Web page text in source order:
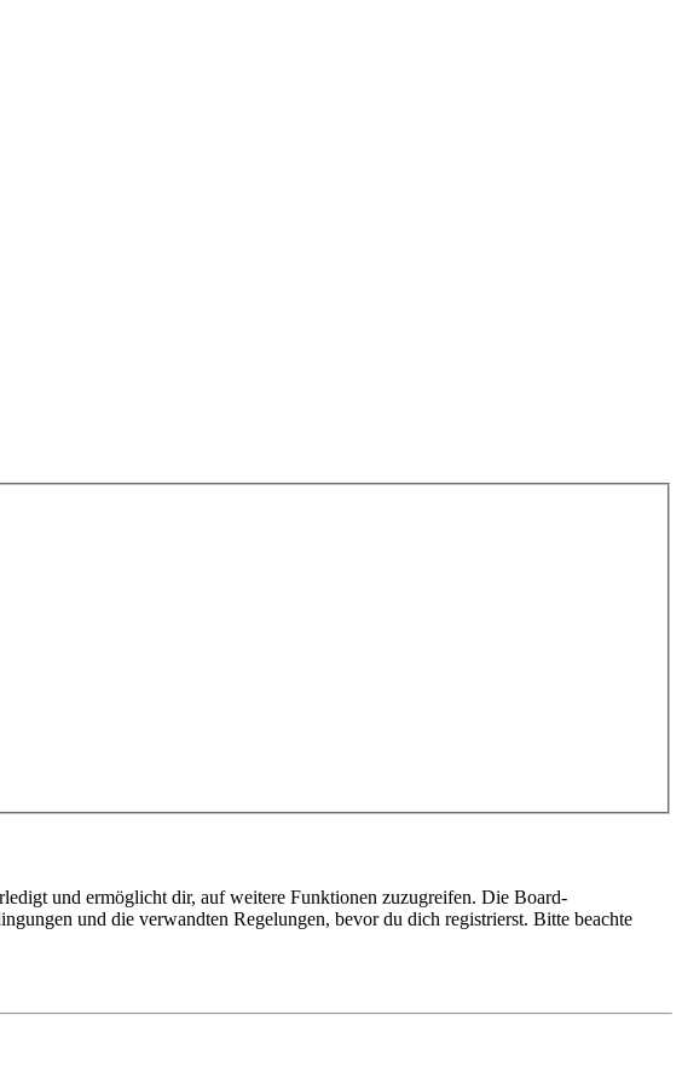
und ermöglicht dir, auf weitere Funktionen zuzugreifen. Die Board-
und die verwandten Regelungen, bevor du dich registrierst. Bitte beachte